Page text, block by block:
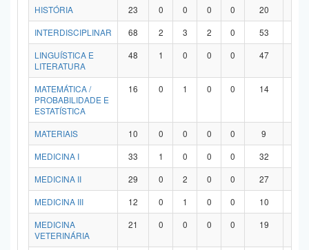
HISTÓRIA
23 0 0 0 0 20
INTERDISCIPLINAR
68 2 3 2 0 53
LINGUÍSTICA E
LITERATURA
48 1 0 0 0 47
MATEMÁTICA /
PROBABILIDADE E
ESTATÍSTICA
16 0 1 0 0 14
MATERIAIS 10 0 0 0 0 9
MEDICINA I
33 1 0 0 0 32
MEDICINA II
29 0 2 0 0 27
MEDICINA III
12 0 1 0 0 10
MEDICINA
VETERINÁRIA
21 0 0 0 0 19